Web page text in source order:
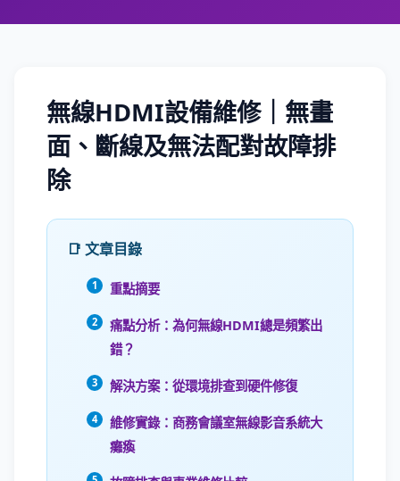
無線HDMI設備維修｜無畫
面、斷線及無法配對故障排
除
📑 文章目錄
重點摘要
痛點分析：為何無線HDMI總是頻繁出
錯？
解決方案：從環境排查到硬件修復
維修實錄：商務會議室無線影音系統大
癱瘓